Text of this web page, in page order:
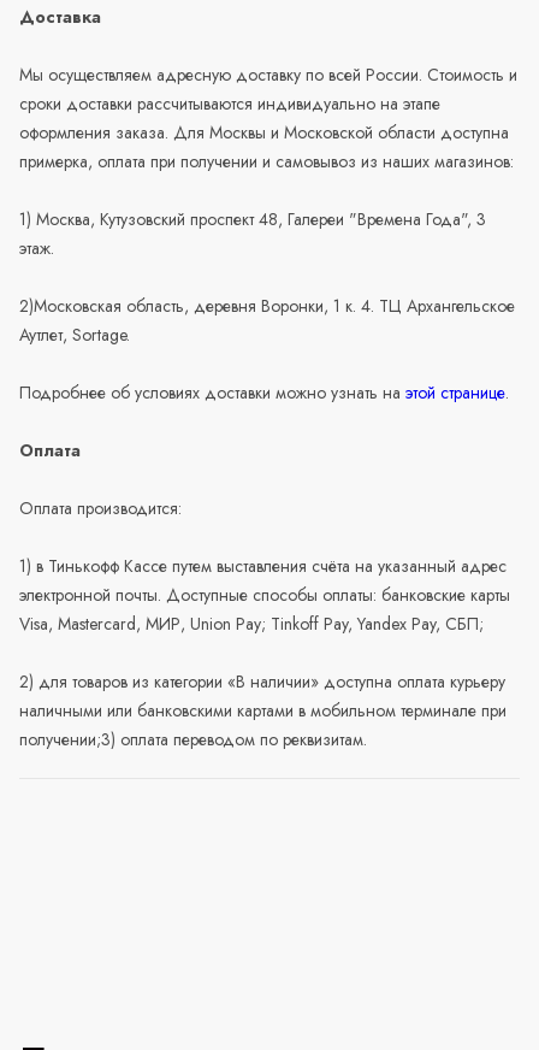
Доставка
Мы осуществляем адресную доставку по всей России. Стоимость и
сроки доставки рассчитываются индивидуально на этапе
оформления заказа. Для Москвы и Московской области доступна
примерка, оплата при получении и самовывоз из наших магазинов:
1) Москва, Кутузовский проспект 48, Галереи "Времена Года", 3
этаж.
2)Московская область, деревня Воронки, 1 к. 4. ТЦ Архангельское
Аутлет, Sortage.
Подробнее об условиях доставки можно узнать на этой странице.
Оплата
Оплата производится:
1) в Тинькофф Кассе путем выставления счёта на указанный адрес
электронной почты. Доступные способы оплаты: банковские карты
Visa, Mastercard, МИР, Union Pay; Tinkoff Pay, Yandex Pay, СБП;
2) для товаров из категории «В наличии» доступна оплата курьеру
наличными или банковскими картами в мобильном терминале при
получении;3) оплата переводом по реквизитам.